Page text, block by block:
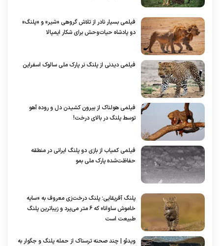
فیلمی بسیار نادر از تلاش گروهی «شیر» و «پلنگ»
دو پادشاه حیات‌وحش برای شکار ایمپالا
فیلمی دیدنی از پلنگ نر پارک ملی سالوک اسفراین
فیلمی هولناک از بیرون کشیدن دل و روده آهو
توسط پلنگ در بالای درخت!
فیلمی کمیاب از بازی دو پلنگ ایرانی در منطقه
حفاظت‌شده پارک ملی بمو
پلنگ آفریقایی؛ پلنگ درخت‌زی معروف به «سایه
خاموش ساوانا» که ۶ متر می‌پرد و زیباترین پلنگ
طبیعت است
ویدئو | چند صحنه ترسناک از حمله پلنگ و جگوار به